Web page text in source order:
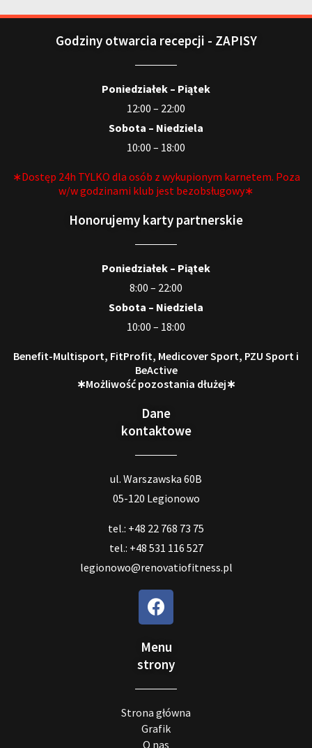
Godziny otwarcia recepcji - ZAPISY
Poniedziałek – Piątek
12:00 – 22:00
Sobota – Niedziela
10:00 – 18:00
∗Dostęp 24h TYLKO dla osób z wykupionym karnetem. Poza
w/w godzinami klub jest bezobsługowy∗
Honorujemy karty partnerskie
Poniedziałek – Piątek
8:00 – 22:00
Sobota – Niedziela
10:00 – 18:00
Benefit-Multisport, FitProfit, Medicover Sport, PZU Sport i
BeActive
∗Możliwość pozostania dłużej∗
Dane
kontaktowe
ul. Warszawska 60B
05-120 Legionowo
tel.: +48 22 768 73 75
tel.: +48 531 116 527
legionowo@renovatiofitness.pl
Menu
strony
Strona główna
Grafik
O nas